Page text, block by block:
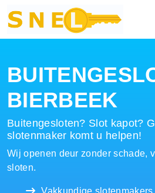
Hoofdnavigatie
BIERBEEK
Buitengesloten? Slot kapot?
slotenmaker komt u helpen!
Wij openen deur zonder schade,
sloten.
Vakkundige slotenmakers